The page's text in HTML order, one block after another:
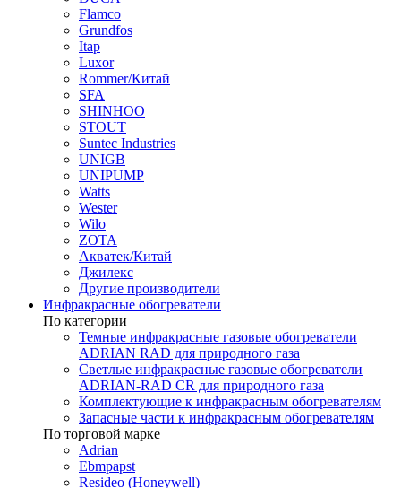
Flamco
Grundfos
Itap
Luxor
Rommer/Китай
SFA
SHINHOO
STOUT
Suntec Industries
UNIGB
UNIPUMP
Watts
Wester
Wilo
ZOTA
Акватек/Китай
Джилекс
Другие производители
Инфракрасные обогреватели
По категории
Темные инфракрасные газовые обогреватели
ADRIAN RAD для природного газа
Светлые инфракрасные газовые обогреватели
ADRIAN-RAD CR для природного газа
Комплектующие к инфракрасным обогревателям
Запасные части к инфракрасным обогревателям
По торговой марке
Adrian
Ebmpapst
Resideo (Honeywell)